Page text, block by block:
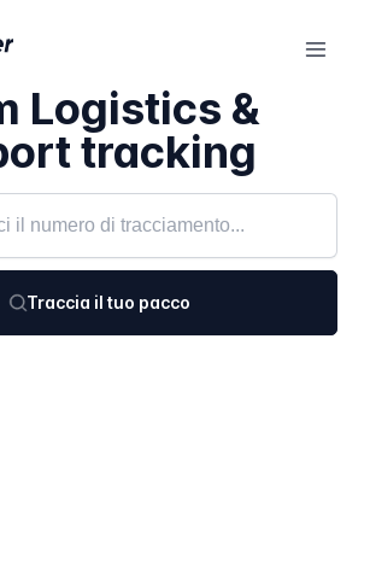
Logistics &
tracking
Traccia il tuo pacco